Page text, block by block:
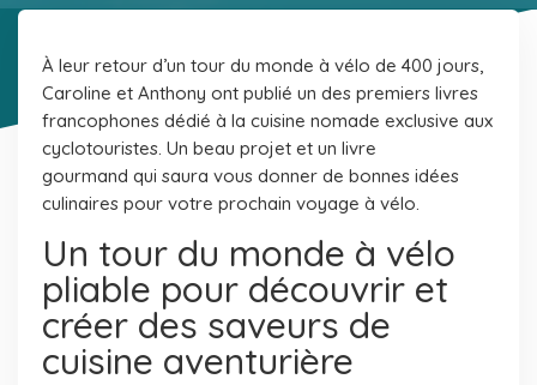
À leur retour d’un tour du monde à vélo de 400 jours,
Caroline et Anthony ont publié un des premiers livres
francophones dédié à la cuisine nomade exclusive aux
cyclotouristes. Un beau projet et un livre
gourmand qui saura vous donner de bonnes idées
culinaires pour votre prochain voyage à vélo.
Un tour du monde à vélo
pliable pour découvrir et
créer des saveurs de
cuisine aventurière